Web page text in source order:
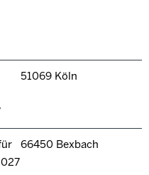
51069 Köln
66450 Bexbach